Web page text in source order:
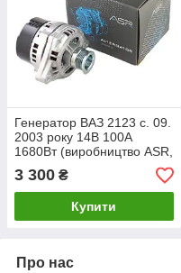
Генератор ВАЗ 2123 с. 09.
2003 року 14В 100А
1680Вт (виробництво ASR,
3 300 ₴
Купити
Про нас